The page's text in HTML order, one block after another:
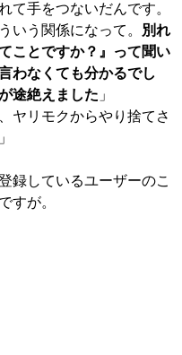
て手をつないだんです。
いう関係になって。
別れ
ことですか？』って聞い
わなくても分かるでし
途絶えました 」
ヤリモクからやり捨てさ
録しているユーザーのこ
すが。